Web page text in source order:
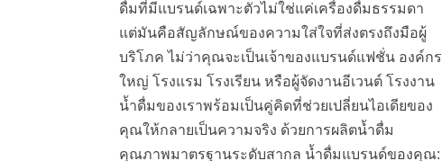
ดื่มที่มีแบรนด์เฉพาะตัวไม่ใช่แค่เครื่องดื่มธรรมดา
แต่มันคือสัญลักษณ์ของความใส่ใจที่ส่งตรงถึงมือผู้
บริโภค ไม่ว่าคุณจะเป็นเจ้าของแบรนด์แฟชั่น องค์กร
ใหญ่ โรงแรม โรงเรียน หรือผู้จัดงานอีเวนต์ โรงงาน
น้ำดื่มของเราพร้อมเป็นคู่คิดที่ช่วยเปลี่ยนไอเดียของ
คุณให้กลายเป็นความจริง ด้วยการผลิตน้ำดื่ม
คุณภาพมาตรฐานระดับสากล น้ำดื่มแบรนด์ของคุณ: